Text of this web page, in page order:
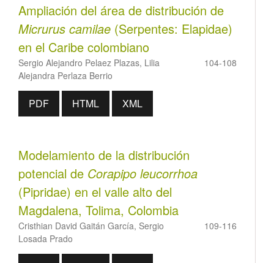
Ampliación del área de distribución de
Micrurus camilae (Serpentes: Elapidae)
en el Caribe colombiano
Sergio Alejandro Pelaez Plazas, Lilia
Alejandra Perlaza Berrio
104-108
PDF HTML XML
Modelamiento de la distribución
potencial de Corapipo leucorrhoa
(Pipridae) en el valle alto del
Magdalena, Tolima, Colombia
Cristhian David Gaitán García, Sergio
Losada Prado
109-116